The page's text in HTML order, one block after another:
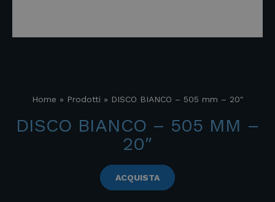
Home » Prodotti » DISCO BIANCO – 505 mm – 20″
DISCO BIANCO – 505 MM –
20″
ACQUISTA